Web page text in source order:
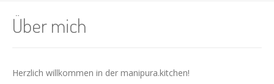
Über mich
Herzlich willkommen in der manipura.kitchen!